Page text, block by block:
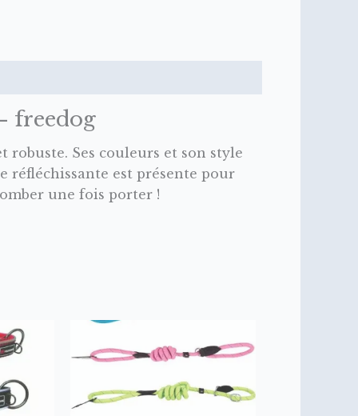
freedog
Ses couleurs et son style
réfléchissante est présente pour
une fois porter !